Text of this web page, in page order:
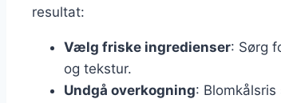
resultat:
Vælg friske ingredienser: Sørg
og tekstur.
Undgå overkogning: